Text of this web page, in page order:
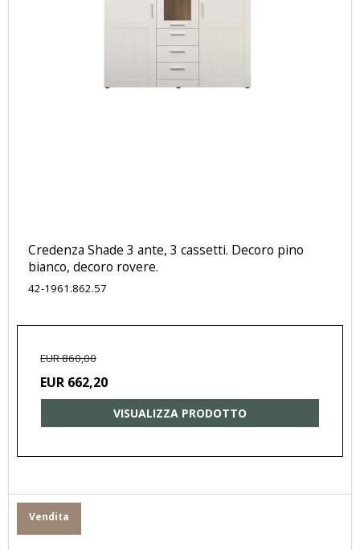
Credenza Shade 3 ante, 3 cassetti. Decoro pino
bianco, decoro rovere.
42-1961.862.57
EUR 860,00
EUR 662,20
VISUALIZZA PRODOTTO
Vendita